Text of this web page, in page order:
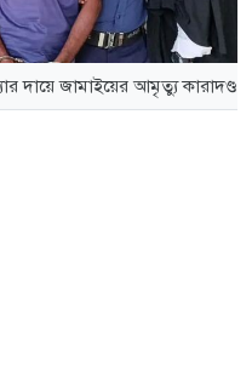
দায়ে জামাইয়ের আমৃত্যু কারাদণ্ড